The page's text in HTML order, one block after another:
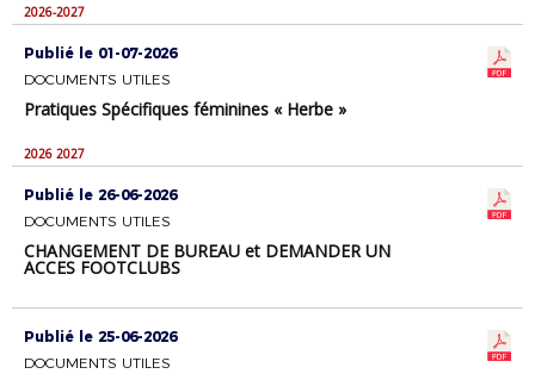
2026-2027
Publié le 01-07-2026
DOCUMENTS UTILES
Pratiques Spécifiques féminines « Herbe »
2026 2027
Publié le 26-06-2026
DOCUMENTS UTILES
CHANGEMENT DE BUREAU et DEMANDER UN
ACCES FOOTCLUBS
Publié le 25-06-2026
DOCUMENTS UTILES